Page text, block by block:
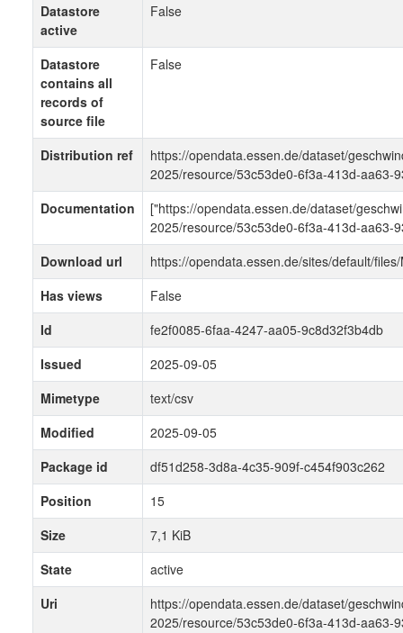
Datastore
active
False
Datastore
contains all
records of
source file
False
Distribution ref
https://opendata.essen.de/dataset/
2025/resource/53c53de0-6f3a-413d-aa63-
Documentation
["https://opendata.essen.de/dataset/
2025/resource/53c53de0-6f3a-413d-aa63-
Download url
https://opendata.essen.de/sites/default/
Has views
False
Id
fe2f0085-6faa-4247-aa05-9c8d32f3b4db
Issued
2025-09-05
Mimetype
text/csv
Modified
2025-09-05
Package id
df51d258-3d8a-4c35-909f-c454f903c262
Position
15
Size
7,1 KiB
State
active
Uri
https://opendata.essen.de/dataset/
2025/resource/53c53de0-6f3a-413d-aa63-